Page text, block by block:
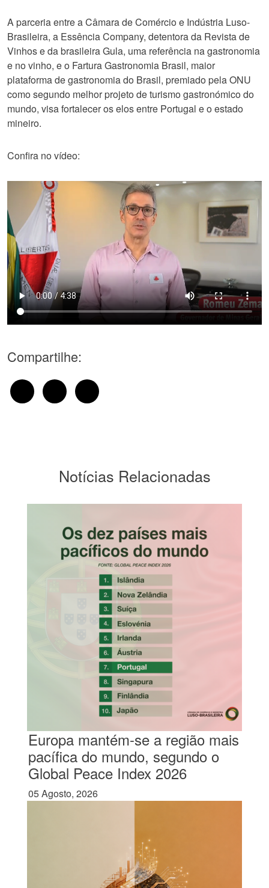
A parceria entre a Câmara de Comércio e Indústria Luso-
Brasileira, a Essência Company, detentora da Revista de
Vinhos e da brasileira Gula, uma referência na gastronomia
e no vinho, e o Fartura Gastronomia Brasil, maior
plataforma de gastronomia do Brasil, premiado pela ONU
como segundo melhor projeto de turismo gastronómico do
mundo, visa fortalecer os elos entre Portugal e o estado
mineiro.
Confira no vídeo:
Compartilhe:
Notícias Relacionadas
Europa mantém-se a região mais
pacífica do mundo, segundo o
Global Peace Index 2026
05 Agosto, 2026